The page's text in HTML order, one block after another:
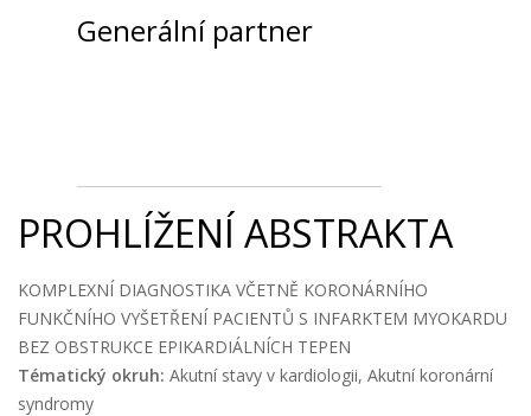
Generální partner
PROHLÍŽENÍ ABSTRAKTA
KOMPLEXNÍ DIAGNOSTIKA VČETNĚ KORONÁRNÍHO
FUNKČNÍHO VYŠETŘENÍ PACIENTŮ S INFARKTEM MYOKARDU
BEZ OBSTRUKCE EPIKARDIÁLNÍCH TEPEN
Tématický okruh: Akutní stavy v kardiologii, Akutní koronární
syndromy